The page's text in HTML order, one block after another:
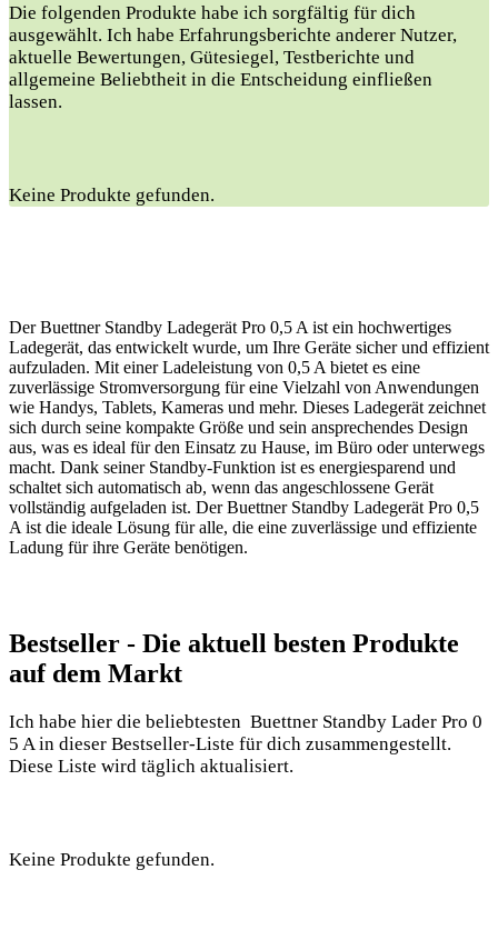
Die folgenden Produkte habe ich ​sorgfältig‍ für ‌dich
ausgewählt.⁢ Ich habe​ Erfahrungsberichte anderer Nutzer,
‌aktuelle Bewertungen, Gütesiegel, Testberichte und
allgemeine ‍Beliebtheit‌ in die Entscheidung einfließen
lassen.
Keine Produkte gefunden.
Der Buettner Standby Ladegerät Pro 0,5 A ist ein hochwertiges
Ladegerät, das entwickelt wurde, um Ihre Geräte sicher und effizient
aufzuladen. Mit einer Ladeleistung von 0,5 A bietet es eine
zuverlässige Stromversorgung für eine Vielzahl von Anwendungen
wie Handys, Tablets, Kameras und mehr. Dieses Ladegerät zeichnet
sich durch seine kompakte Größe und sein ansprechendes Design
aus, was es ideal für den Einsatz zu Hause, im Büro oder unterwegs
macht. Dank seiner Standby-Funktion ist es energiesparend und
schaltet sich automatisch ab, wenn das angeschlossene Gerät
vollständig aufgeladen ist. Der Buettner Standby Ladegerät Pro 0,5
A ist die ideale Lösung für alle, die eine zuverlässige und effiziente
Ladung für ihre Geräte benötigen.
Bestseller ⁣- Die ‌aktuell⁤ besten Produkte‌
auf dem ⁣Markt
Ich​ habe hier die beliebtesten ⁣ Buettner Standby Lader Pro⁤ 0
5 A in‌ dieser Bestseller-Liste für dich zusammengestellt.
Diese Liste ​wird täglich aktualisiert.‍
Keine Produkte gefunden.